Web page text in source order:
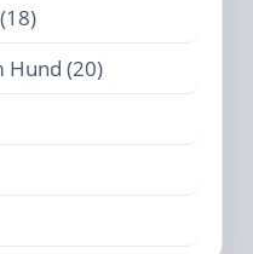
Hund (20)